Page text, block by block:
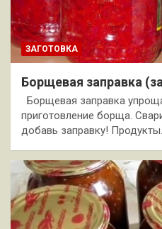
ЗАГОТОВКА
Борщевая заправка
Борщевая заправка
приготовление борща.
добавь заправку!